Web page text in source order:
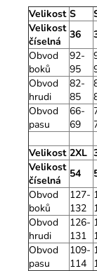
Velikost S
Velikost
číselná
36
Obvod
boků
92-
95
Obvod
hrudi
82-
85
Obvod
pasu
66-
69
Velikost 2XL
Velikost
číselná
54
Obvod
boků
127-
132
Obvod
hrudi
126-
131
Obvod
pasu
109-
114